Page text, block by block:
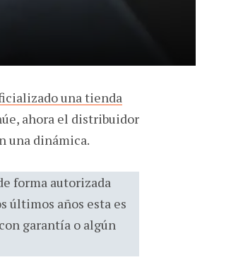
una tienda
ahora el distribuidor
una dinámica.
forma autorizada
últimos años esta es
garantía o algún